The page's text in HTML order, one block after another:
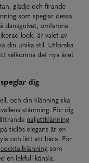
glädje och firande –
som speglar dessa
dansgolvet, omfamna
look, är valet av
din unika stil. Utforska
välkomna det nya året
dig
och din klänning ska
stämning. För dig
paljettklänning
tidlös elegans är en
och lätt att bära. För
cocktailklänningsom
en lekfull känsla.